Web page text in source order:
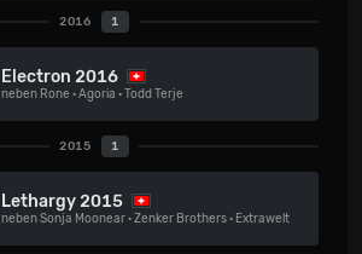
2016 1
Electron 2016
neben Rone ·Agoria ·Todd Terje
2015 1
Lethargy 2015
nebenSonja Moonear·Zenker Brothers· Extrawelt